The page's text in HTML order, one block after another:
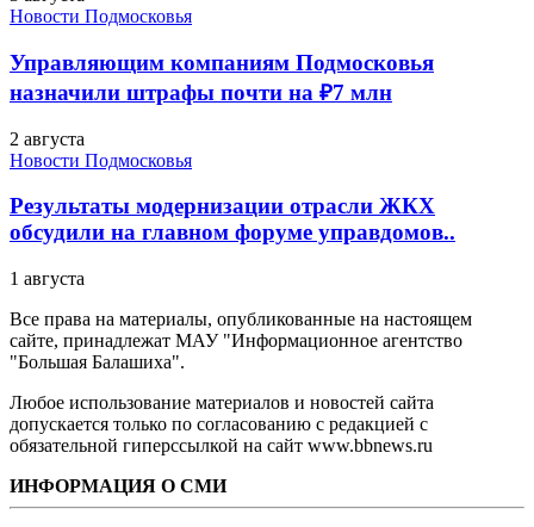
Новости Подмосковья
Управляющим компаниям Подмосковья
назначили штрафы почти на ₽7 млн
2 августа
Новости Подмосковья
Результаты модернизации отрасли ЖКХ
обсудили на главном форуме управдомов..
1 августа
Все права на материалы, опубликованные на настоящем
сайте, принадлежат МАУ "Информационное агентство
"Большая Балашиха".
Любое использование материалов и новостей сайта
допускается только по согласованию с редакцией с
обязательной гиперссылкой на сайт www.bbnews.ru
ИНФОРМАЦИЯ О СМИ